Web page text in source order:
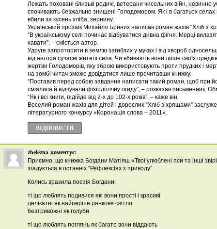
Лежать поховані близькі родичі, ветерани чисельних війн, невинно
спочивають безжально знищені Голодомором. Як і в багатьох селах
вбили за кусень хліба, зернину.
Український прозаїк Михайло Бриних написав роман жахів “Хліб з
“В українському селі починає відбуватися дивна фігня. Мерці
хавати”, – сміється автор.
Удруге запроторити в землю загиблих у муках і від хвороб
від автора сучасні жителі села. Чи вбивають вони лише своїх
жертви Голодоморів, яку зброю використовують проти прудких і
на зомбі читач зможе довідатися лише прочитавши книжку.
“Поставив перед собою завдання написати такий роман, щоб при
сміялися й відчували фізіологічну огиду”, – розказав письменник.
“Як і всі книги, підійде від 2-х до 102-х років”, – каже він.
Веселий роман жахів для дітей і дорослих “Хліб з хрящами”
літературного конкурсу «Коронація слова – 2011».
ВІДПОВІCТИ
zhelezna коментує:
Приємно, що книжка Богдани Матіяш «Твої улюблені пси та інші
згадується в останніх “Рефлексіях з приводу”.
Колись вразила поезія Богдани:
ті що люблять подивися які вони прості і красиві
делікатні як найперше ранкове світло
безтривожні як голуби
ті що люблять поглянь як багато вони віддають